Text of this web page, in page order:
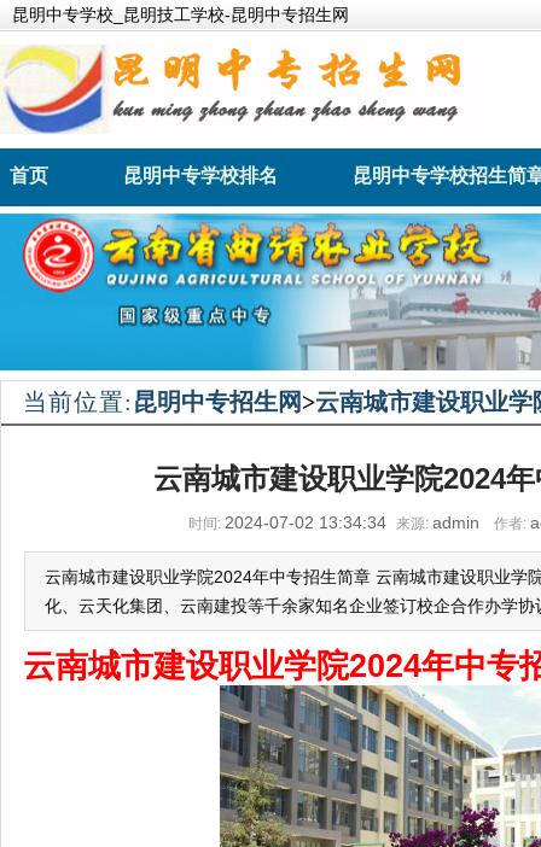
昆明中专学校_昆明技工学校-昆明中专招生网
首页 昆明中专学校排名 昆明中专学校招生简
昆明卫生职业学院 昆明财经管理学校
当前位置: 昆明中专招生网>云南城市建设职业学
云南城市建设职业学院2024
时间: 2024-07-02 13:34:34 来源: admin 作者:
云南城市建设职业学院2024年中专招生简章 云南城市建设职业学
化、云天化集团、云南建投等千余家知名企业签订校企合作办学协
云南城市建设职业学院2024年中专